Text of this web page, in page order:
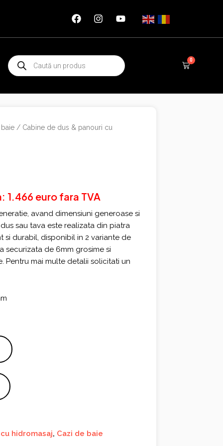
Products
search
0
Cart
/ Cabine de dus & panouri cu
1.466 euro fara TVA
avand dimensiuni generoase si
sau tava este realizata din piatra
si durabil, disponibil in 2 variante de
securizata de 6mm grosime si
Pentru mai multe detalii solicitati un
hidromasaj, Cazi de baie